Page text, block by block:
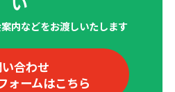
内などをお渡しいたします
合わせ
ォームはこちら